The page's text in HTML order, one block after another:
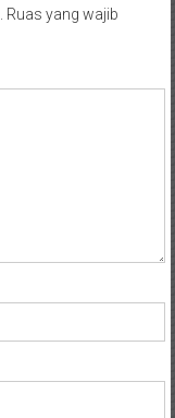
Ruas yang wajib